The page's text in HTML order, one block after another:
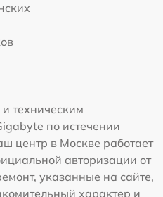
техническим
по истечении
центр в Москве работает
авторизации от
указанные на сайте,
характер и